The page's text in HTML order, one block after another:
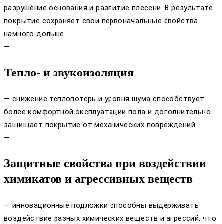
разрушение основания и развитие плесени. В результате
покрытие сохраняет свои первоначальные свойства
намного дольше.
—
Тепло- и звукоизоляция
— снижение теплопотерь и уровня шума способствует
более комфортной эксплуатации пола и дополнительно
защищает покрытие от механических повреждений.
—
Защитные свойства при воздействии
химикатов и агрессивных веществ
— инновационные подложки способны выдерживать
воздействие разных химических веществ и агрессий, что